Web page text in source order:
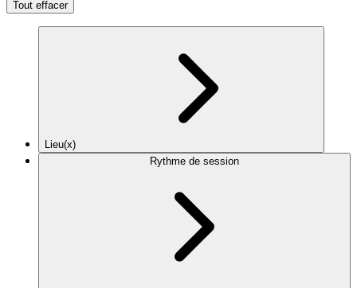
Tout effacer
Lieu(x)
Rythme de session